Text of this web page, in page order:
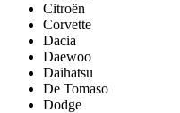
Citroën
Corvette
Dacia
Daewoo
Daihatsu
De Tomaso
Dodge